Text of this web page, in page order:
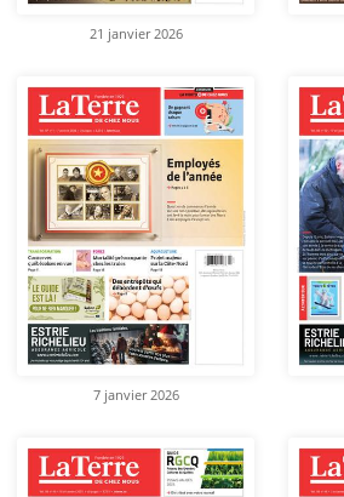
21 janvier 2026
7 janvier 2026